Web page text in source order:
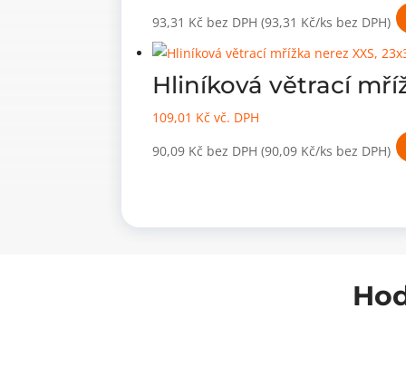
93,31 Kč bez DPH (93,31 Kč/ks bez DPH)
Hliníková větrací
109,01 Kč vč. DPH
90,09 Kč bez DPH (90,09 Kč/ks bez DPH)